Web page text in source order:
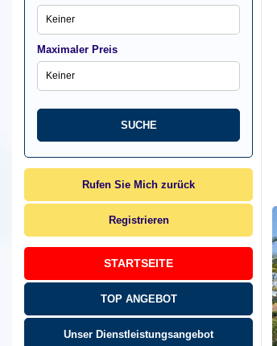
Maximaler Preis
Rufen Sie Mich zurück
Registrieren
STARTSEITE
TOP ANGEBOT
Unser Dienstleistungsangebot